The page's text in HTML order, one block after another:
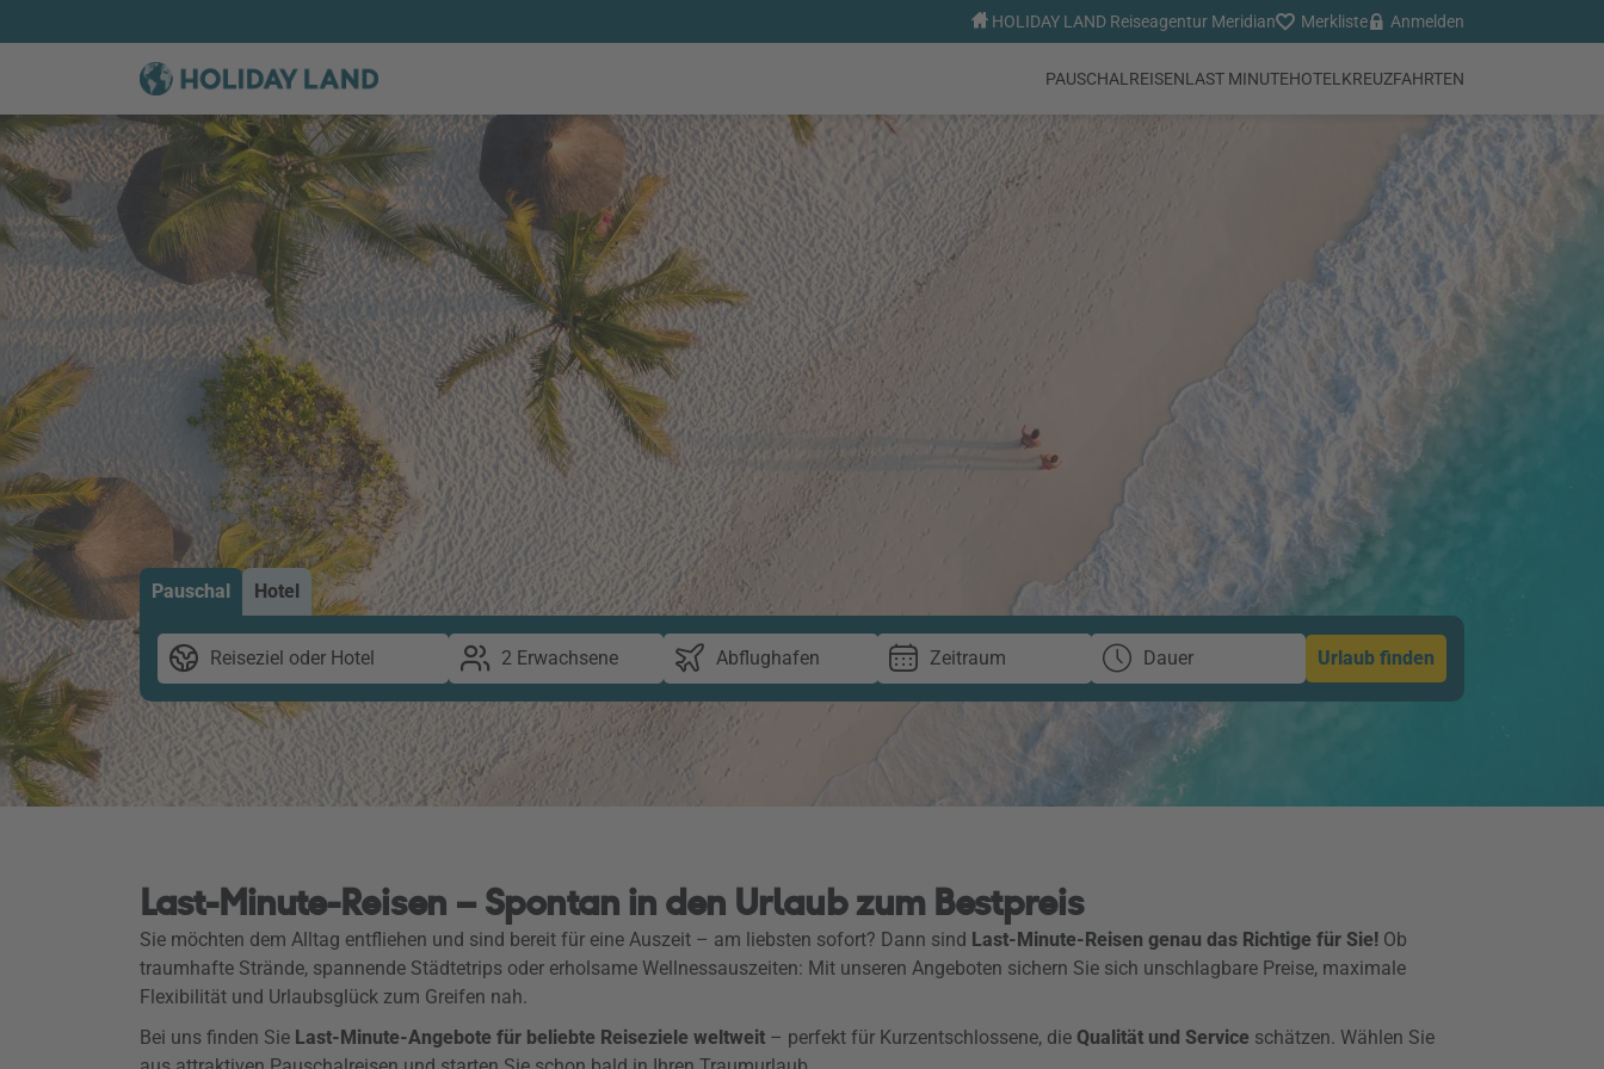
HOLIDAY LAND Reiseagentur Meridian Merkliste Anmelden
PAUSCHALREISENLAST MINUTEHOTEL KREUZFAHRTEN
Pauschal Hotel
Reiseziel oder Hotel 2 Erwachsene Abflughafen Zeitraum Dauer Urlaub finden
Last-Minute-Reisen – Spontan in den Urlaub zum Bestpreis
Sie möchten dem Alltag entfliehen und sind bereit für eine Auszeit – am liebsten sofort? Dann sind Last-Minute-Reisen genau das Richtige für Sie! Ob
traumhafte Strände, spannende Städtetrips oder erholsame Wellnessauszeiten: Mit unseren Angeboten sichern Sie sich unschlagbare Preise, maximale
Flexibilität und Urlaubsglück zum Greifen nah.
Bei uns finden Sie Last-Minute-Angebote für beliebte Reiseziele weltweit – perfekt für Kurzentschlossene, die Qualität und Service schätzen. Wählen Sie